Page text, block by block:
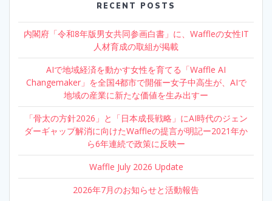
RECENT POSTS
内閣府「令和8年版男女共同参画白書」に、Waffleの女性IT
人材育成の取組が掲載
AIで地域経済を動かす女性を育てる「Waffle AI
Changemaker」を全国4都市で開催ー女子中高生が、AIで
地域の産業に新たな価値を生み出すー
「骨太の方針2026」と「日本成長戦略」にAI時代のジェン
ダーギャップ解消に向けたWaffleの提言が明記ー2021年か
ら6年連続で政策に反映ー
Waffle July 2026 Update
2026年7月のお知らせと活動報告